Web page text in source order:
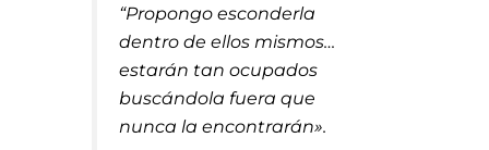
“Propongo esconderla
dentro de ellos mismos…
estarán tan ocupados
buscándola fuera que
nunca la encontrarán».